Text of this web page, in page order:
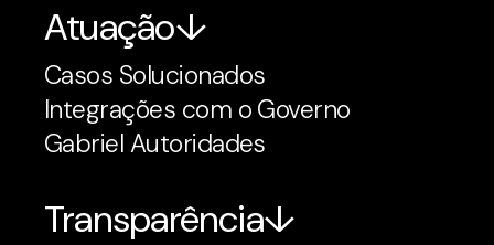
Atuação
Casos Solucionados
Integrações com o Governo
Gabriel Autoridades
Transparência